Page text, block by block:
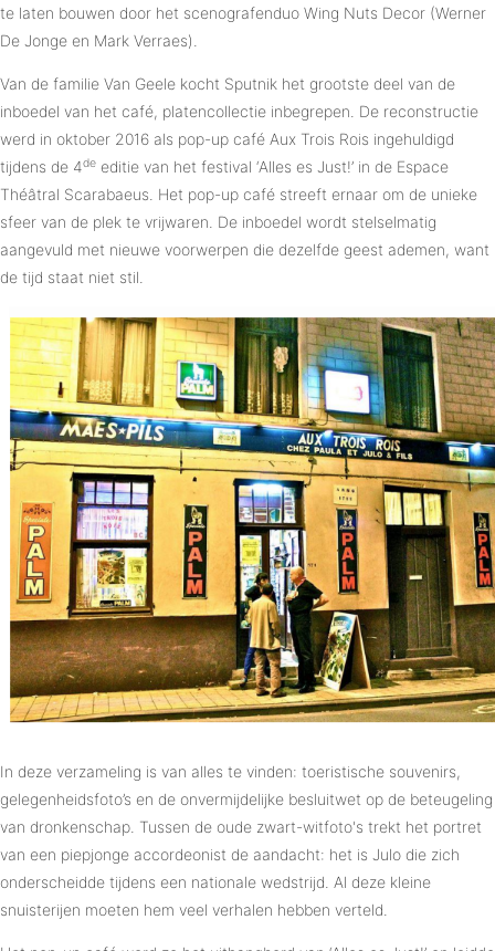
te laten bouwen door het scenografenduo Wing Nuts Decor (Werner
De Jonge en Mark Verraes).
Van de familie Van Geele kocht Sputnik het grootste deel van de
inboedel van het café, platencollectie inbegrepen. De reconstructie
werd in oktober 2016 als pop-up café Aux Trois Rois ingehuldigd
tijdens de 4de editie van het festival ‘Alles es Just!’ in de Espace
Théâtral Scarabaeus. Het pop-up café streeft ernaar om de unieke
sfeer van de plek te vrijwaren. De inboedel wordt stelselmatig
aangevuld met nieuwe voorwerpen die dezelfde geest ademen, want
de tijd staat niet stil.
In deze verzameling is van alles te vinden: toeristische souvenirs,
gelegenheidsfoto’s en de onvermijdelijke besluitwet op de beteugeling
van dronkenschap. Tussen de oude zwart-witfoto's trekt het portret
van een piepjonge accordeonist de aandacht: het is Julo die zich
onderscheidde tijdens een nationale wedstrijd. Al deze kleine
snuisterijen moeten hem veel verhalen hebben verteld.